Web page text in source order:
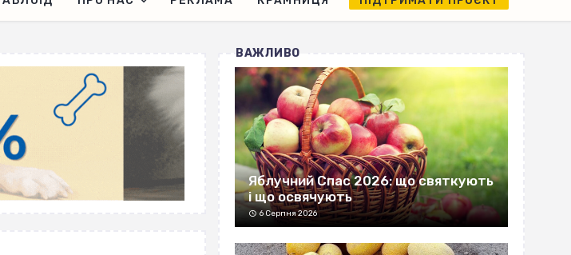
ВАЖЛИВО
Яблучний Спас 2026: що святкують
і що освячують
6 Серпня 2026